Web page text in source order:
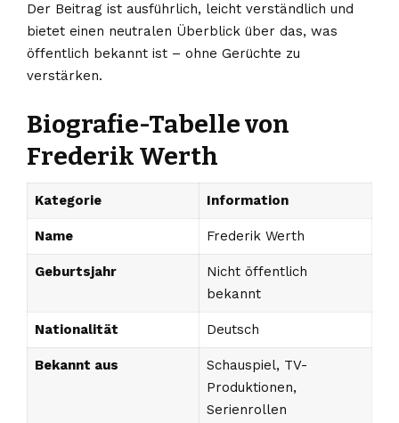
Der Beitrag ist ausführlich, leicht verständlich und
bietet einen neutralen Überblick über das, was
öffentlich bekannt ist – ohne Gerüchte zu
verstärken.
Biografie-Tabelle von
Frederik Werth
Kategorie Information
Name Frederik Werth
Geburtsjahr
Nicht öffentlich
bekannt
Nationalität Deutsch
Bekannt aus
Schauspiel, TV-
Produktionen,
Serienrollen